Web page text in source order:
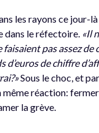
les rayons ce jour-
dans le réfectoire. «Il
pas assez de
d’euros de chiffre
Sous le choc, et
même réaction:
la grève.